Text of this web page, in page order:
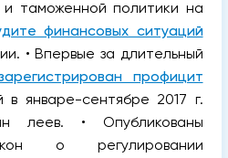
таможенной политики на
финансовых ситуаций
• Впервые за длительный
профицит
в январе-сентябре 2017 г.
леев. • Опубликованы
о регулировании